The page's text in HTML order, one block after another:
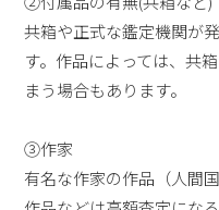
共箱や正式な鑑定機関が
す。作品によっては、共
まう場合もあります。
③作家
有名な作家の作品（人間